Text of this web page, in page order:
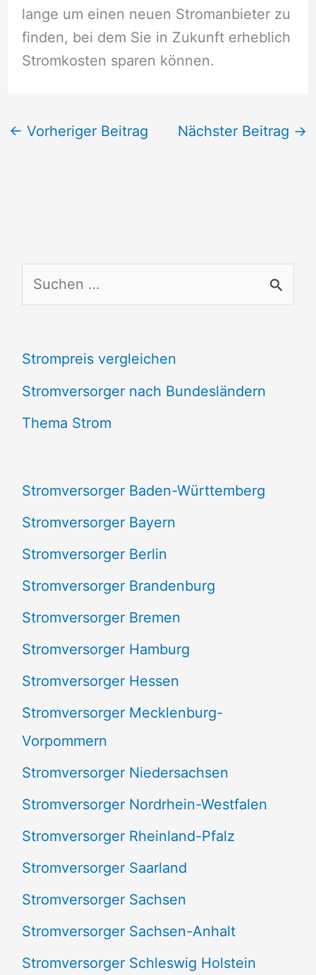
lange um einen neuen Stromanbieter zu
finden, bei dem Sie in Zukunft erheblich
Stromkosten sparen können.
← Vorheriger Beitrag Nächster Beitrag →
u
h
e
n
h
:
Strompreis vergleichen
Stromversorger nach Bundesländern
Thema Strom
Stromversorger Baden-Württemberg
Stromversorger Bayern
Stromversorger Berlin
Stromversorger Brandenburg
Stromversorger Bremen
Stromversorger Hamburg
Stromversorger Hessen
Stromversorger Mecklenburg-
Vorpommern
Stromversorger Niedersachsen
Stromversorger Nordrhein-Westfalen
Stromversorger Rheinland-Pfalz
Stromversorger Saarland
Stromversorger Sachsen
Stromversorger Sachsen-Anhalt
Stromversorger Schleswig Holstein